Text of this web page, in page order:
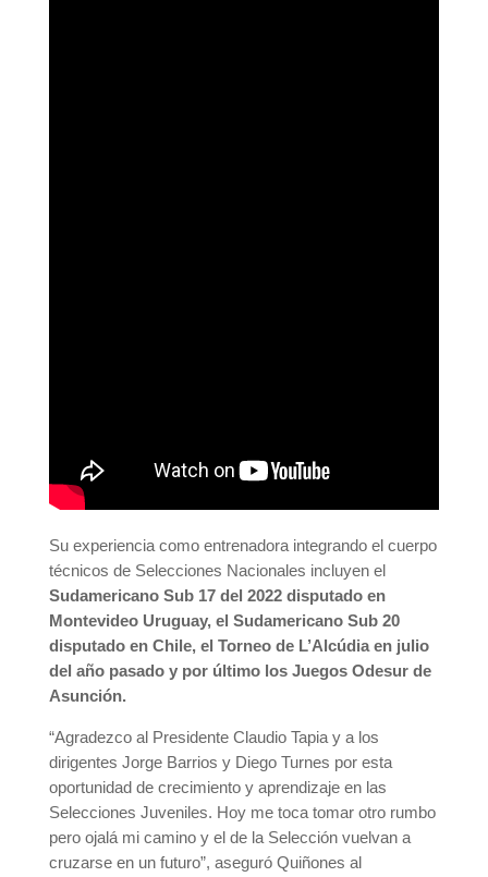
Su experiencia como entrenadora integrando el cuerpo
técnicos de Selecciones Nacionales incluyen el
Sudamericano Sub 17 del 2022 disputado en
Montevideo Uruguay, el Sudamericano Sub 20
disputado en Chile, el Torneo de L’Alcúdia en julio
del año pasado y por último los Juegos Odesur de
Asunción.
“Agradezco al Presidente Claudio Tapia y a los
dirigentes Jorge Barrios y Diego Turnes por esta
oportunidad de crecimiento y aprendizaje en las
Selecciones Juveniles. Hoy me toca tomar otro rumbo
pero ojalá mi camino y el de la Selección vuelvan a
cruzarse en un futuro”, aseguró Quiñones al